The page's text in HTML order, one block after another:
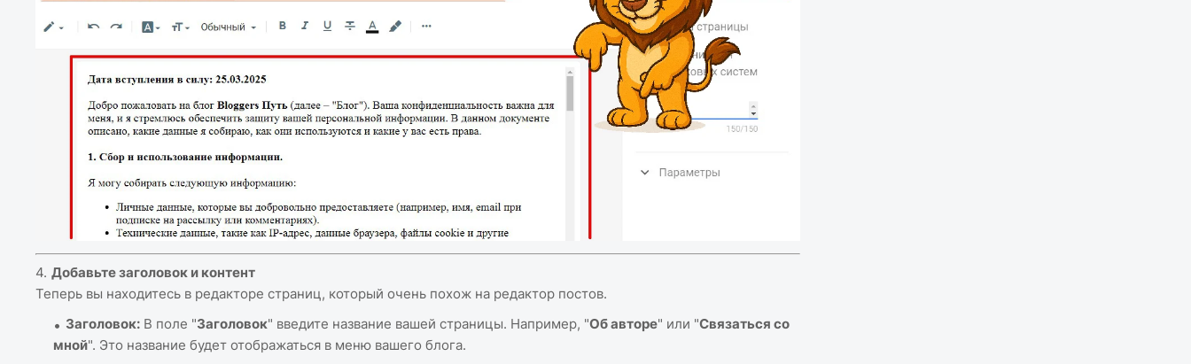
Добавьте заголовок и контент
Теперь вы находитесь в редакторе страниц, который очень похож на редактор постов.
Заголовок: В поле "Заголовок" введите название вашей страницы. Например, "Об авторе" или "Связаться со
мной". Это название будет отображаться в меню вашего блога.